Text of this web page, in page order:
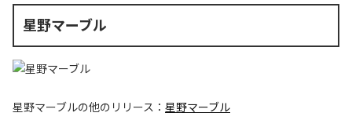
星野マーブル
星野マーブルの他のリリース： 星野マーブル